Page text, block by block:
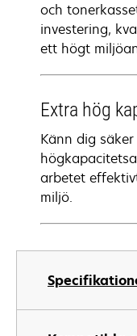
och
investering,
ett högt
Extra hög
Känn dig
arbetet
miljö.